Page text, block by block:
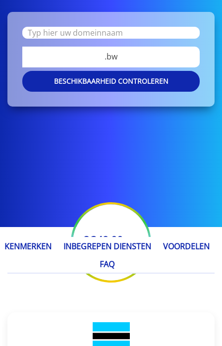
.bw
BESCHIKBAARHEID CONTROLEREN
€ 349,00 / jaar
KENMERKEN INBEGREPEN DIENSTEN
VOORDELEN
FAQ